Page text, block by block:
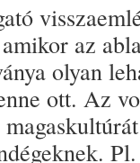
az
olyan
ott. Az